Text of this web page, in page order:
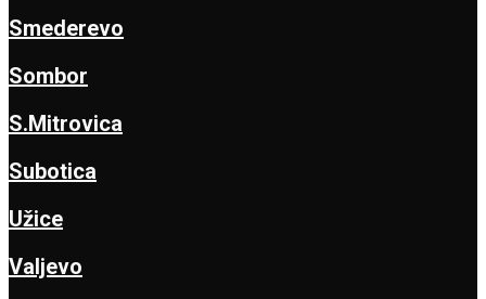
Smederevo
Sombor
S.Mitrovica
Subotica
Užice
Valjevo